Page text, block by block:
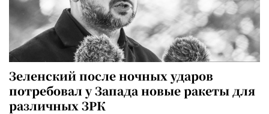
Зеленский после ночных ударов
потребовал у Запада новые ракеты для
различных ЗРК